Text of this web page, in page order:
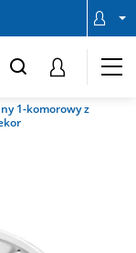
1-komorowy z